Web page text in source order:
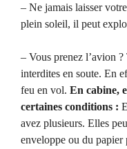
– Ne jamais laisser
plein soleil, il peut
– Vous prenez l’avion
interdites en soute. En
feu en vol. En cabine,
certaines conditions :
avez plusieurs. Elles
enveloppe ou du